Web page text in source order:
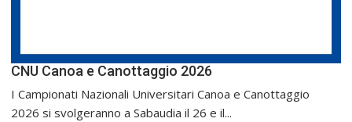
CNU Canoa e Canottaggio 2026
I Campionati Nazionali Universitari Canoa e Canottaggio
2026 si svolgeranno a Sabaudia il 26 e il...